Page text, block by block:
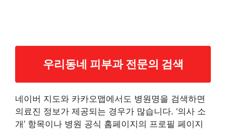
우리동네 피부과 전문의 검색
네이버 지도와 카카오맵에서도 병원명을 검색하면
의료진 정보가 제공되는 경우가 많습니다. ‘의사 소
개’ 항목이나 병원 공식 홈페이지의 프로필 페이지